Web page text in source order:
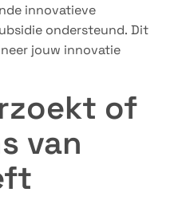
innovatieve
ondersteund. Dit
jouw innovatie
of
van